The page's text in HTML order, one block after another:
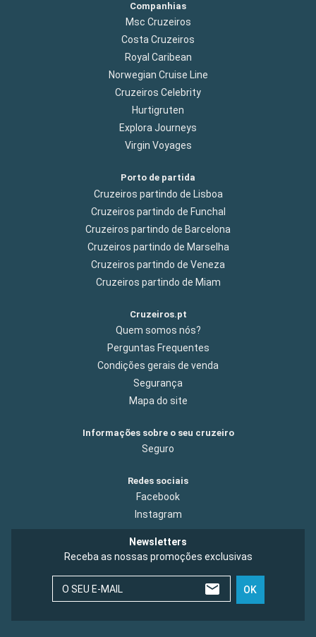
Companhias
Msc Cruzeiros
Costa Cruzeiros
Royal Caribean
Norwegian Cruise Line
Cruzeiros Celebrity
Hurtigruten
Explora Journeys
Virgin Voyages
Porto de partida
Cruzeiros partindo de Lisboa
Cruzeiros partindo de Funchal
Cruzeiros partindo de Barcelona
Cruzeiros partindo de Marselha
Cruzeiros partindo de Veneza
Cruzeiros partindo de Miam
Cruzeiros.pt
Quem somos nós?
Perguntas Frequentes
Condições gerais de venda
Segurança
Mapa do site
Informações sobre o seu cruzeiro
Seguro
Redes sociais
Facebook
Instagram
Newsletters
Receba as nossas promoções exclusivas
O SEU E-MAIL OK